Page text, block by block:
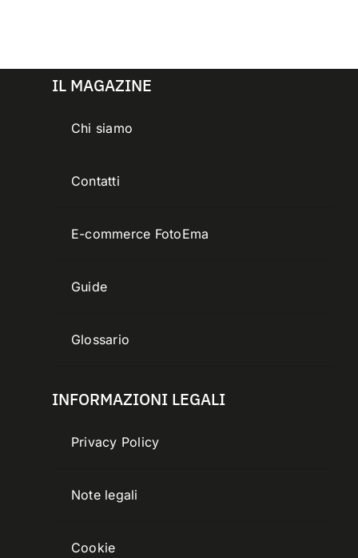
IL MAGAZINE
Chi siamo
Contatti
E-commerce FotoEma
Guide
Glossario
INFORMAZIONI LEGALI
Privacy Policy
Note legali
Cookie